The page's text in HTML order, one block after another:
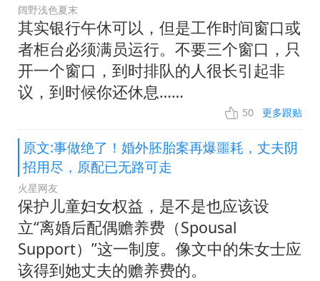
阔野浅色夏末
其实银行午休可以，但是工作时间窗口或
者柜台必须满员运行。不要三个窗口，只
开一个窗口，到时排队的人很长引起非
议，到时候你还休息……
50 更多跟贴
原文:事做绝了！婚外胚胎案再爆噩耗，丈夫阴
招用尽，原配已无路可走
火星网友
保护儿童妇女权益，是不是也应该设
立“离婚后配偶赡养费（Spousal
Support）”这一制度。像文中的朱女士应
该得到她丈夫的赡养费的。